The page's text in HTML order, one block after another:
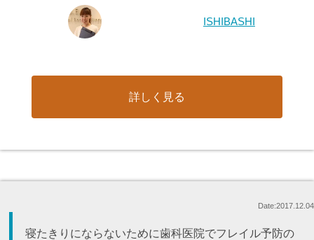
ISHIBASHI
詳しく見る
Date:2017.12.04
寝たきりにならないために歯科医院でフレイル予防の